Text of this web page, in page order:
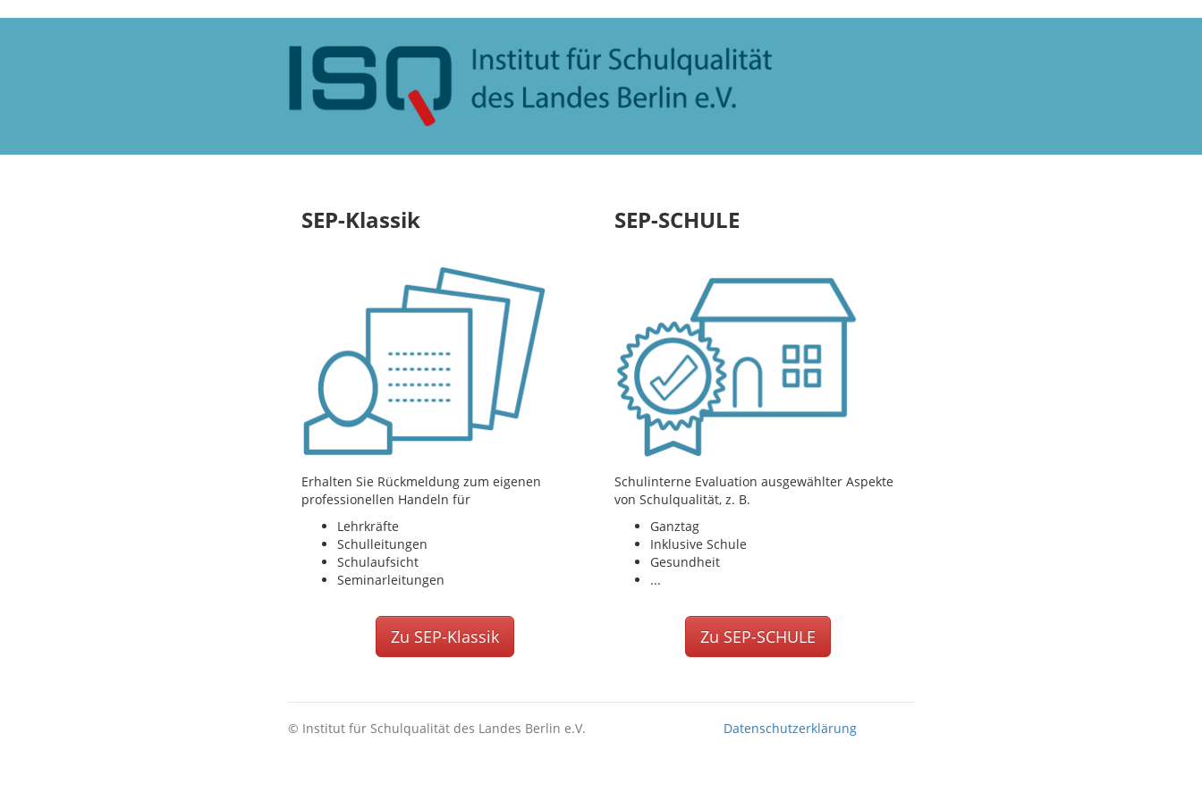
SEP-Klassik
Erhalten Sie Rückmeldung zum eigenen
professionellen Handeln für
Lehrkräfte
Schulleitungen
Schulaufsicht
Seminarleitungen
Zu SEP-Klassik
SEP-SCHULE
Schulinterne Evaluation ausgewählter Aspekte
von Schulqualität, z. B.
Ganztag
Inklusive Schule
Gesundheit
...
Zu SEP-SCHULE
© Institut für Schulqualität des Landes Berlin e.V. Datenschutzerklärung